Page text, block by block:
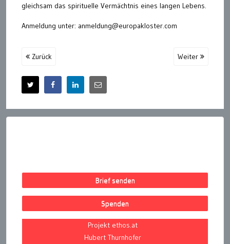
gleichsam das spirituelle Vermächtnis eines langen Lebens.
Anmeldung unter: anmeldung@europakloster.com
Zurück Weiter
Brief senden
Spenden
Projekt ethos.at
Hubert Thurnhofer